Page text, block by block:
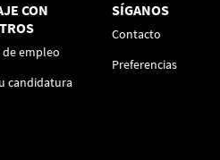
CON
de empleo
candidatura
SÍGANOS
Contacto
Preferencias